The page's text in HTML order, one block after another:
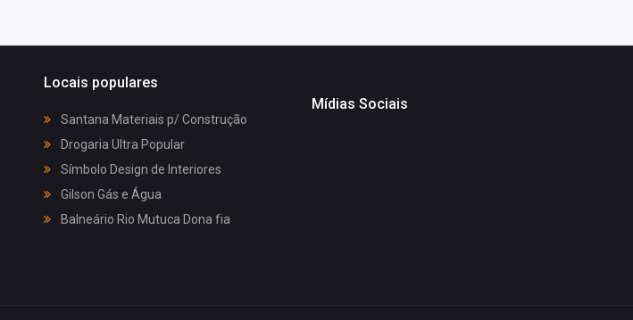
Locais populares
Santana Materiais p/ Construção
Drogaria Ultra Popular
Símbolo Design de Interiores
Gilson Gás e Água
Balneário Rio Mutuca Dona fia
Mídias Sociais